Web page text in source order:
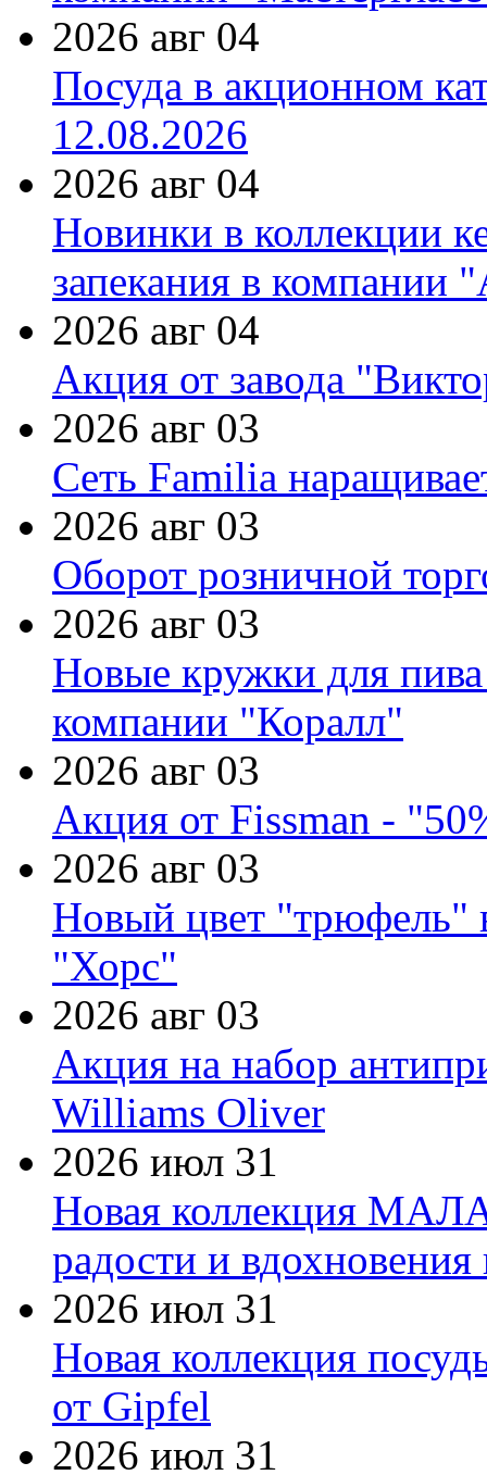
2026 авг 04
Посуда в акционном
12.08.2026
2026 авг 04
Новинки в коллекции
запекания в компании
2026 авг 04
Акция от завода
2026 авг 03
Сеть Familia
2026 авг 03
Оборот розничной
2026 авг 03
Новые кружки для
компании "Коралл"
2026 авг 03
Акция от Fissman -
2026 авг 03
Новый цвет "трюфель"
"Хорс"
2026 авг 03
Акция на набор
Williams Oliver
2026 июл 31
Новая коллекция
радости и
2026 июл 31
Новая коллекция
от Gipfel
2026 июл 31